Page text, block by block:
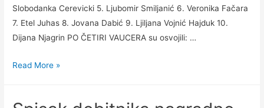
Slobodanka Cerevicki 5. Ljubomir Smiljanić 6. Veronika Fačara
7. Etel Juhas 8. Jovana Dabić 9. Ljiljana Vojnić Hajduk 10.
Dijana Njagrin PO ČETIRI VAUCERA su osvojili: …
Izvučeni
Read More »